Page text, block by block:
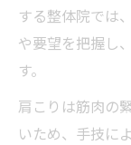
する整体院では
や要望を把握し
す。
肩こりは筋肉の
いため、手技に